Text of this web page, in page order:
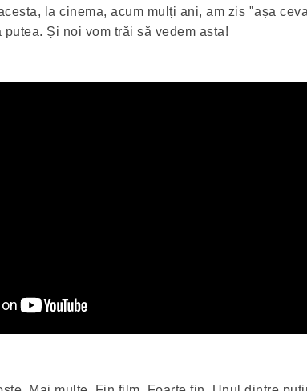
la cinema, acum mulți ani, am zis "așa
Și noi vom trăi să vedem asta!